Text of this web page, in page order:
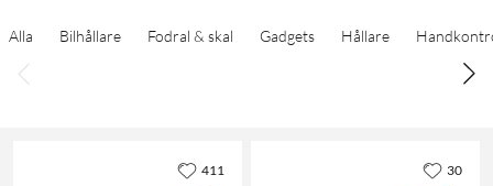
Alla Bilhållare Fodral & skal Gadgets Hållare
411 30